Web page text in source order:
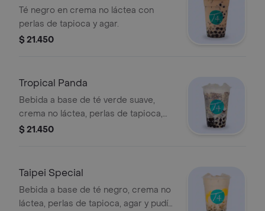
Té negro en crema no láctea con
perlas de tapioca y agar.
$ 21.450
Tropical Panda
Bebida a base de té verde suave,
crema no láctea, perlas de tapioca,
tropical jelly (gelatina sabor a piña),
$ 21.450
Taipei Special
Bebida a base de té negro, crema no
láctea, perlas de tapioca, agar y pudín